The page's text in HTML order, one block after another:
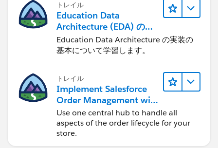
トレイル
Education Data
Architecture (EDA) の管
理
Education Data Architecture の実装の
基本について学習します。
トレイル
Implement Salesforce
Order Management with
a B2B, B2C, or B2B2C
Commerce Store
Use one central hub to handle all
aspects of the order lifecycle for your
store.